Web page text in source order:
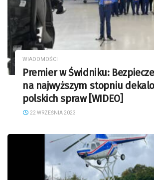
WIADOMOŚCI
Premier w Świdniku:
na najwyższym stopniu
polskich spraw [WIDEO]
22 WRZEŚNIA 2023